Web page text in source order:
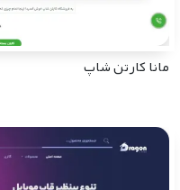
مانا کارتن شاپ